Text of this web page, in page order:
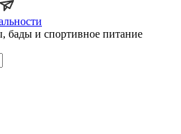
бады и спортивное питание